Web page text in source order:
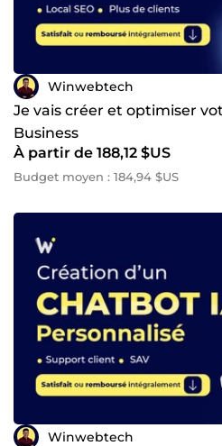
Winwebtech
Je vais créer et optimiser
Business
À partir de 188,12 $US
Budget moyen : 184,94 $US
Winwebtech